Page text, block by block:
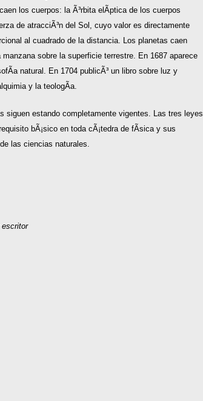
los cuerpos: la Ã³rbita elÃ­ptica de los cuerpos
de atracciÃ³n del Sol, cuyo valor es directamente
al cuadrado de la distancia. Los planetas caen
sobre la superficie terrestre. En 1687 aparece
natural. En 1704 publicÃ³ un libro sobre luz y
y la teologÃ­a.
siguen estando completamente vigentes. Las tres leyes
bÃ¡sico en toda cÃ¡tedra de fÃ­sica y sus
las ciencias naturales.
escritor